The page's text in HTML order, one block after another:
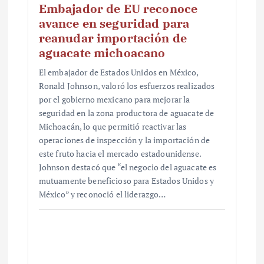
Embajador de EU reconoce
avance en seguridad para
reanudar importación de
aguacate michoacano
El embajador de Estados Unidos en México,
Ronald Johnson, valoró los esfuerzos realizados
por el gobierno mexicano para mejorar la
seguridad en la zona productora de aguacate de
Michoacán, lo que permitió reactivar las
operaciones de inspección y la importación de
este fruto hacia el mercado estadounidense.
Johnson destacó que “el negocio del aguacate es
mutuamente beneficioso para Estados Unidos y
México” y reconoció el liderazgo…